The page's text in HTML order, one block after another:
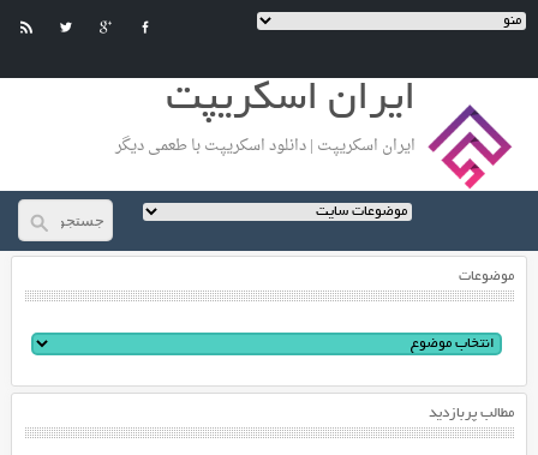
ایران اسکریپت
ایران اسکریپت | دانلود اسکریپت با طعمی دیگر
موضوعات
مطالب پربازدید